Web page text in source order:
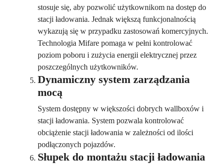
stosuje się, aby pozwolić użytkownikom na dostęp do
stacji ładowania. Jednak większą funkcjonalnością
wykazują się w przypadku zastosowań komercyjnych.
Technologia Mifare pomaga w pełni kontrolować
poziom poboru i zużycia energii elektrycznej przez
poszczególnych użytkowników.
Dynamiczny system zarządzania
mocą
System dostępny w większości dobrych wallboxów i
stacji ładowania. System pozwala kontrolować
obciążenie stacji ładowania w zależności od ilości
podłączonych pojazdów.
Słupek do montażu stacji ładowania